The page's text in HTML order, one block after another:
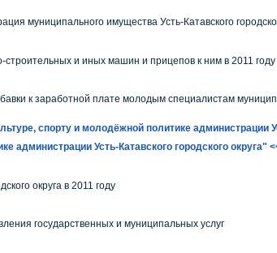
муниципального имущества Усть-Катавского
строительных и иных машин и прицепов к ним в 2011 году
к заработной плате молодым специалистам
спорту и молодёжной политике администрации
администрации Усть-Катавского городского округа"
округа в 2011 году
государственных и муниципальных услуг